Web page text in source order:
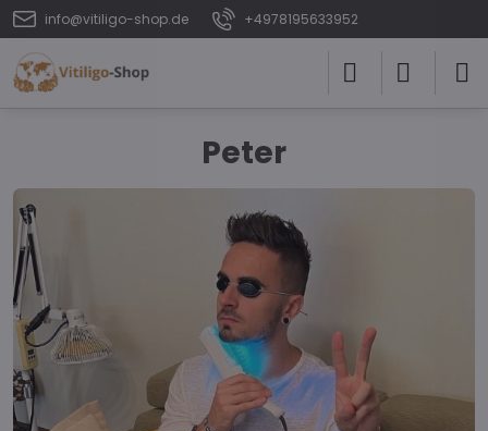
info@vitiligo-shop.de +4978195633952
Peter